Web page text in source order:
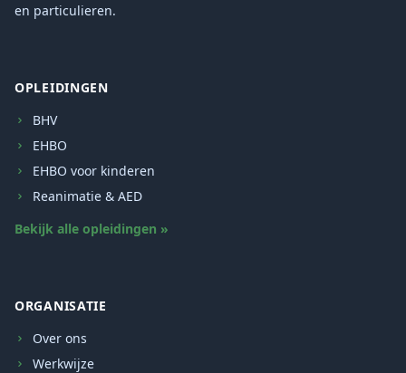
en particulieren.
OPLEIDINGEN
BHV
EHBO
EHBO voor kinderen
Reanimatie & AED
Bekijk alle opleidingen »
ORGANISATIE
Over ons
Werkwijze